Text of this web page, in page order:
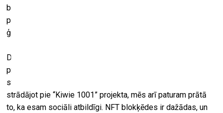
blokķēdi. Teorētiski viena NFT radīšana varētu būt
pielīdzināma trīs dienu strāvas patēriņam daudzbērnu
ģimenē.
Digitālajā mākslā noteikti atrodams daudz mīnusu, jo,
protams, no ekoloģijas viedokļa nav labi
stundas pilnā jaudā, lai renderētu kaut kādu animāciju. Taču,
strādājot pie “Kiwie 1001” projekta, mēs arī paturam prātā
to, ka esam sociāli atbildīgi. NFT blokķēdes ir dažādas, un